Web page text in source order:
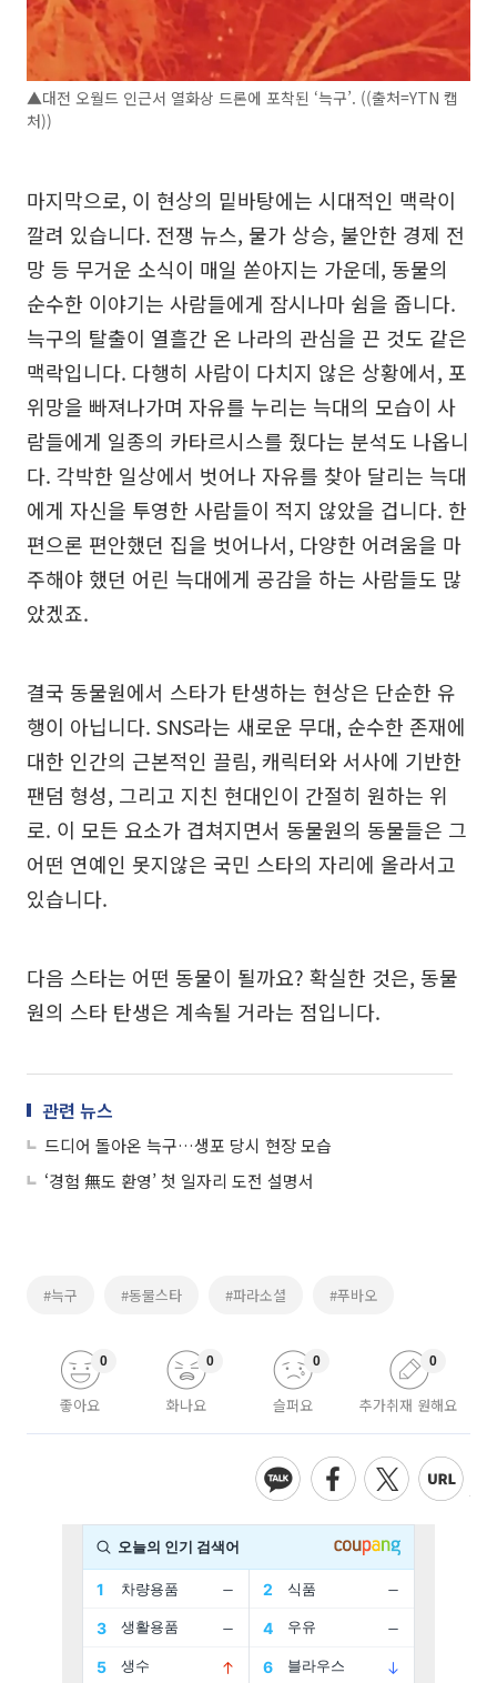
▲대전 오월드 인근서 열화상 드론에 포착된 ‘늑구’. ((출처=YTN 캡
처))
마지막으로, 이 현상의 밑바탕에는 시대적인 맥락이
깔려 있습니다. 전쟁 뉴스, 물가 상승, 불안한 경제 전
망 등 무거운 소식이 매일 쏟아지는 가운데, 동물의
순수한 이야기는 사람들에게 잠시나마 쉼을 줍니다.
늑구의 탈출이 열흘간 온 나라의 관심을 끈 것도 같은
맥락입니다. 다행히 사람이 다치지 않은 상황에서, 포
위망을 빠져나가며 자유를 누리는 늑대의 모습이 사
람들에게 일종의 카타르시스를 줬다는 분석도 나옵니
다. 각박한 일상에서 벗어나 자유를 찾아 달리는 늑대
에게 자신을 투영한 사람들이 적지 않았을 겁니다. 한
편으론 편안했던 집을 벗어나서, 다양한 어려움을 마
주해야 했던 어린 늑대에게 공감을 하는 사람들도 많
았겠죠.
결국 동물원에서 스타가 탄생하는 현상은 단순한 유
행이 아닙니다. SNS라는 새로운 무대, 순수한 존재에
대한 인간의 근본적인 끌림, 캐릭터와 서사에 기반한
팬덤 형성, 그리고 지친 현대인이 간절히 원하는 위
로. 이 모든 요소가 겹쳐지면서 동물원의 동물들은 그
어떤 연예인 못지않은 국민 스타의 자리에 올라서고
있습니다.
다음 스타는 어떤 동물이 될까요? 확실한 것은, 동물
원의 스타 탄생은 계속될 거라는 점입니다.
관련 뉴스
드디어 돌아온 늑구…생포 당시 현장 모습
‘경험 無도 환영’ 첫 일자리 도전 설명서
#늑구 #동물스타 #파라소셜 #푸바오
좋아요
0
화나요
0
슬퍼요
0
추가취재 원해요
0